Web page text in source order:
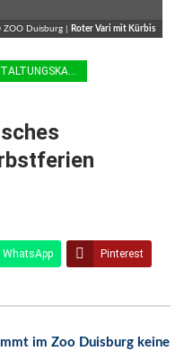
ZOO Duisburg | Roter Vari mit Kürbis
VERANSTALTUNGSKALENDER
WhatsApp Pinterest
im Zoo Duisburg keine